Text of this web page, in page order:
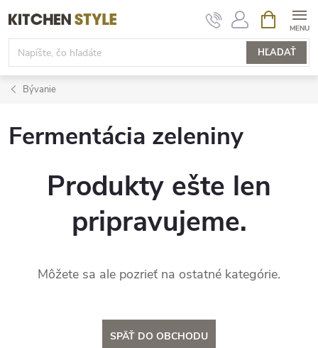
na
obsah
HĽADAŤ
KOŠÍK
Bývanie
Fermentácia zeleniny
Produkty ešte len
pripravujeme.
Môžete sa ale pozrieť na ostatné kategórie.
SPÄŤ DO OBCHODU